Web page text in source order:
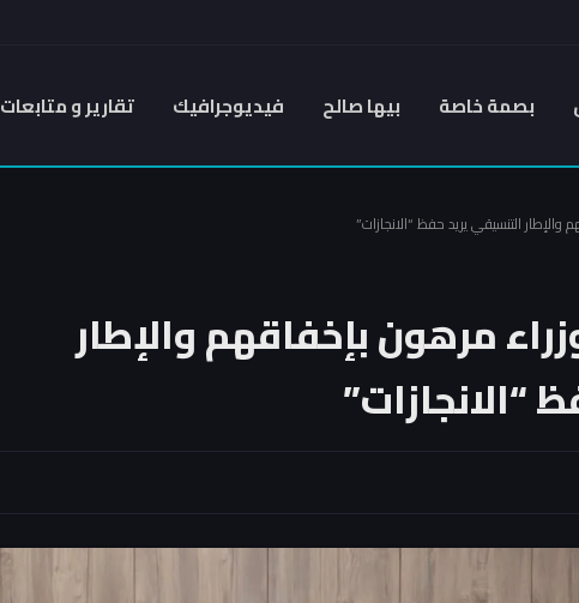
بصمة خاصة بيها صالح فيديوجرافيك تقارير و متابعات
التنسيقي يريد حفظ “الانجازات”
مرهون بإخفاقهم والإطار
“الانجازات”